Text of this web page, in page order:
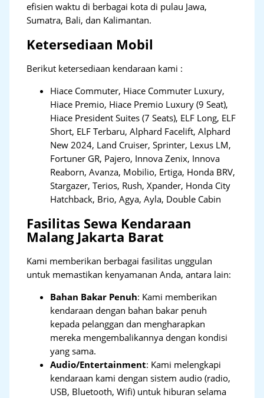
efisien waktu di berbagai kota di pulau Jawa,
Sumatra, Bali, dan Kalimantan.
Ketersediaan Mobil
Berikut ketersediaan kendaraan kami :
Hiace Commuter, Hiace Commuter Luxury,
Hiace Premio, Hiace Premio Luxury (9 Seat),
Hiace President Suites (7 Seats), ELF Long, ELF
Short, ELF Terbaru, Alphard Facelift, Alphard
New 2024, Land Cruiser, Sprinter, Lexus LM,
Fortuner GR, Pajero, Innova Zenix, Innova
Reaborn, Avanza, Mobilio, Ertiga, Honda BRV,
Stargazer, Terios, Rush, Xpander, Honda City
Hatchback, Brio, Agya, Ayla, Double Cabin
Fasilitas Sewa Kendaraan
Malang Jakarta Barat
Kami memberikan berbagai fasilitas unggulan
untuk memastikan kenyamanan Anda, antara lain:
Bahan Bakar Penuh: Kami memberikan
kendaraan dengan bahan bakar penuh
kepada pelanggan dan mengharapkan
mereka mengembalikannya dengan kondisi
yang sama.
Audio/Entertainment: Kami melengkapi
kendaraan kami dengan sistem audio (radio,
USB, Bluetooth, Wifi) untuk hiburan selama